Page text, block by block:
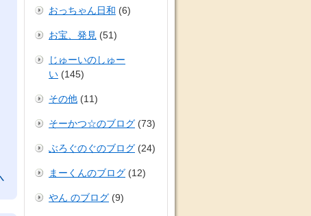
おっちゃん日和 (6)
お宝、発見 (51)
じゅーいのしゅー
い (145)
その他 (11)
そーかつ☆のブログ (73)
ぶろぐのぐのブログ (24)
まーくんのブログ (12)
やん のブログ (9)